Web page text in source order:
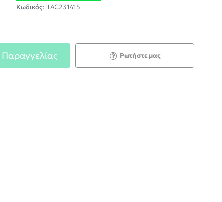
Κωδικός: TAC231415
Παραγγελίας Ρωτήστε μας